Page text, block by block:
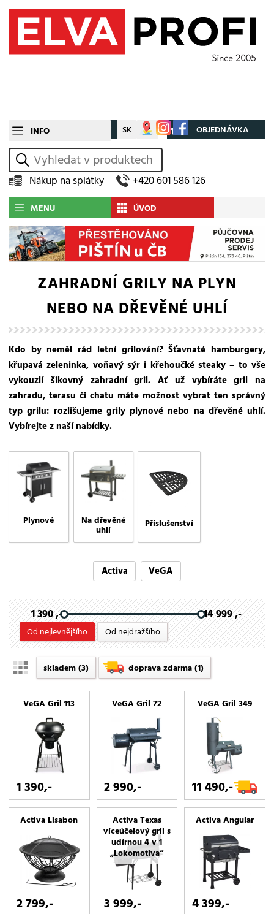
INFO CZ SK Můj účet OBJEDNÁVKA
vyhledat
Nákup na splátky +420 601 586 126
MENU ÚVOD
ZAHRADNÍ GRILY NA PLYN
NEBO NA DŘEVĚNÉ UHLÍ
Kdo by neměl rád letní grilování? Šťavnaté hamburgery,
křupavá zeleninka, voňavý sýr i křehoučké steaky – to vše
vykouzlí šikovný zahradní gril. Ať už vybíráte gril na
zahradu, terasu či chatu máte možnost vybrat ten správný
typ grilu: rozlišujeme grily plynové nebo na dřevěné uhlí.
Vybírejte z naší nabídky.
Plynové Na dřevěné
uhlí Příslušenství
Activa VeGA
1 390 ,- 14 999 ,-
Od nejlevnějšího Od nejdražšího
skladem(3) doprava zdarma(1)
VeGA Gril 113
1 390,-
VeGA Gril 72
2 990,-
VeGA Gril 349
11 490,-
Activa Lisabon
2 799,-
Activa Texas
víceúčelový gril s
udírnou 4 v 1
„Lokomotiva“
3 999,-
Activa Angular
4 399,-